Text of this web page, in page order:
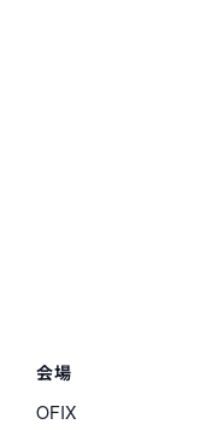
会場
OFIX